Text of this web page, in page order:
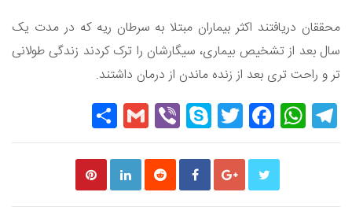
محققان دریافتند اکثر بیماران مبتلا به سرطان ریه که در مدت یک
سال بعد از تشخیص بیماری، سیگارشان را ترک کردند زندگی طولانی
تر و راحت تری بعد از زنده ماندن از درمان داشتند.
Telegram
WhatsApp
Facebook
Twitter
Skype
Viber
Gmail